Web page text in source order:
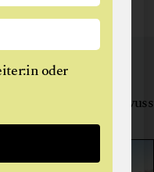
zu ernähren.
oder